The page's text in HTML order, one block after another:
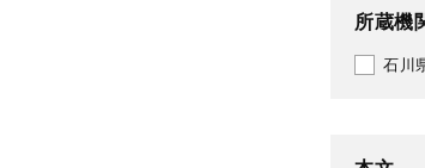
1998
1999
所蔵機
石川